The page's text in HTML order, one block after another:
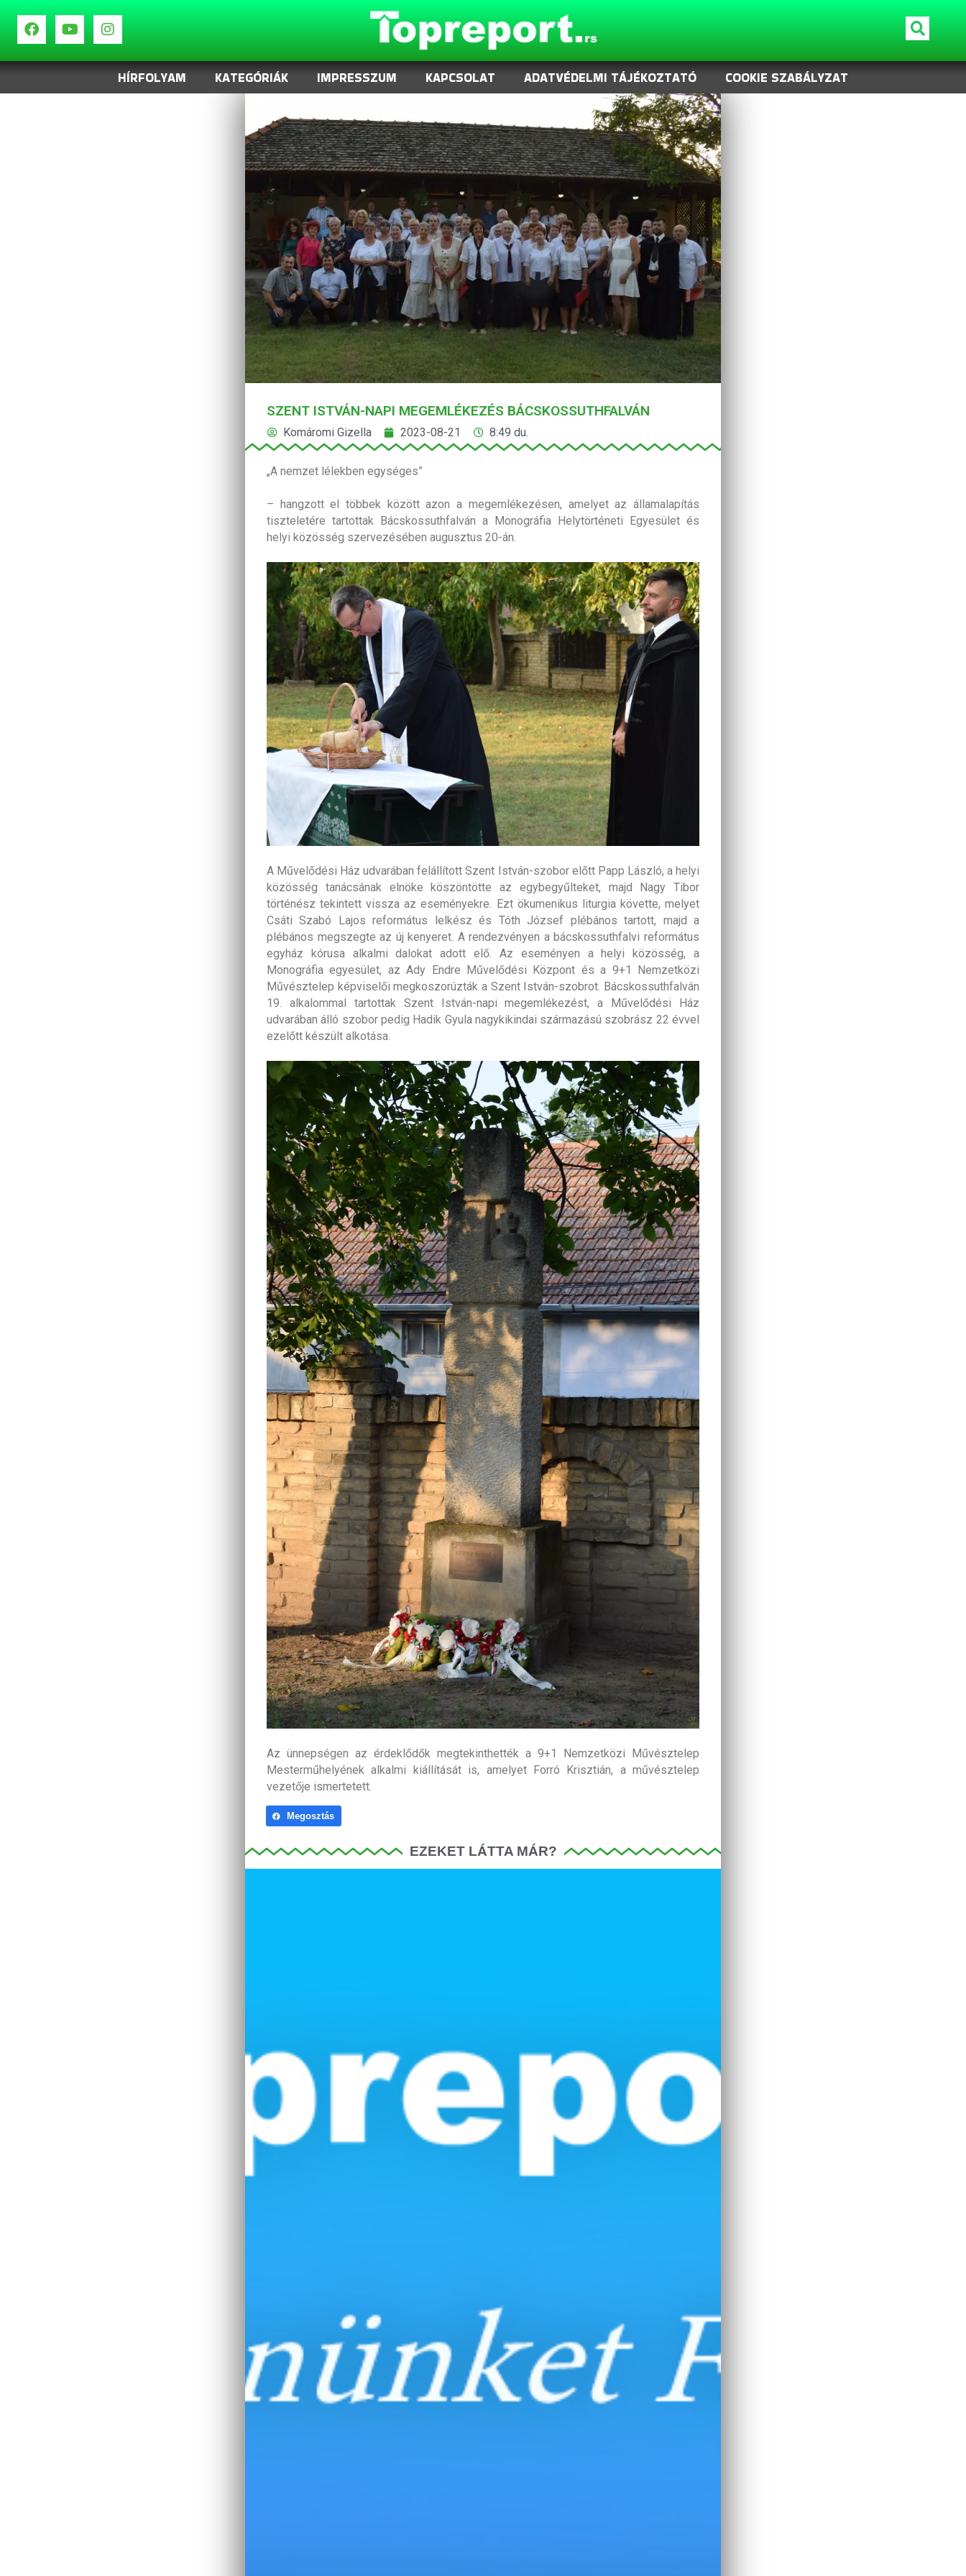
HÍRFOLYAM KATEGÓRIÁK IMPRESSZUM KAPCSOLAT ADATVÉDELMI TÁJÉKOZTATÓ COOKIE SZABÁLYZAT
SZENT ISTVÁN-NAPI MEGEMLÉKEZÉS BÁCSKOSSUTHFALVÁN
Komáromi Gizella 2023-08-21 8:49 du.
„A nemzet lélekben egységes”
– hangzott el többek között azon a megemlékezésen, amelyet az államalapítás
tiszteletére tartottak Bácskossuthfalván a Monográfia Helytörténeti Egyesület és
helyi közösség szervezésében augusztus 20-án.
A Művelődési Ház udvarában felállított Szent István-szobor előtt Papp László, a helyi
közösség tanácsának elnöke köszöntötte az egybegyűlteket, majd Nagy Tibor
történész tekintett vissza az eseményekre. Ezt ökumenikus liturgia követte, melyet
Csáti Szabó Lajos református lelkész és Tóth József plébános tartott, majd a
plébános megszegte az új kenyeret. A rendezvényen a bácskossuthfalvi református
egyház kórusa alkalmi dalokat adott elő. Az eseményen a helyi közösség, a
Monográfia egyesület, az Ady Endre Művelődési Központ és a 9+1 Nemzetközi
Művésztelep képviselői megkoszorúzták a Szent István-szobrot. Bácskossuthfalván
19. alkalommal tartottak Szent István-napi megemlékezést, a Művelődési Ház
udvarában álló szobor pedig Hadik Gyula nagykikindai származású szobrász 22 évvel
ezelőtt készült alkotása.
Az ünnepségen az érdeklődők megtekinthették a 9+1 Nemzetközi Művésztelep
Mesterműhelyének alkalmi kiállítását is, amelyet Forró Krisztián, a művésztelep
vezetője ismertetett.
Megosztás
EZEKET LÁTTA MÁR?